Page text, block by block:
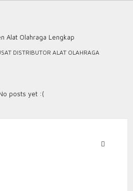
DISTRIBUTOR ALAT OLAHRAGA
posts yet :(